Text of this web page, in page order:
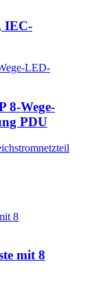
IEC-
8-Wege-
PDU
mit 8